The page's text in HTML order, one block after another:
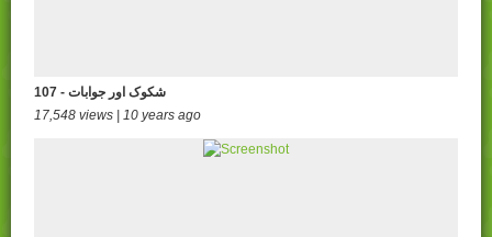
107 - شکوک اور جوابات
17,548 views | 10 years ago